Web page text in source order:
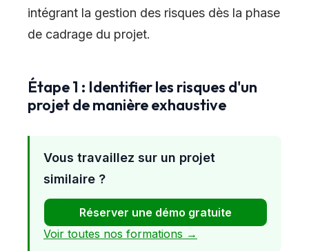
intégrant la gestion des risques dès la phase
de cadrage du projet.
Étape 1 : Identifier les risques d'un
projet de manière exhaustive
Vous travaillez sur un projet
similaire ?
Réserver une démo gratuite
Voir toutes nos formations →